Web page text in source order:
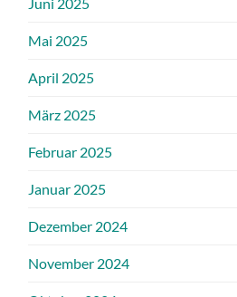
Mai 2025
April 2025
März 2025
Februar 2025
Januar 2025
Dezember 2024
November 2024